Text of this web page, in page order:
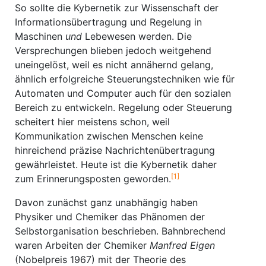
So sollte die Kybernetik zur Wissenschaft der
Informationsübertragung und Regelung in
Maschinen und Lebewesen werden. Die
Versprechungen blieben jedoch weitgehend
uneingelöst, weil es nicht annähernd gelang,
ähnlich erfolgreiche Steuerungstechniken wie für
Automaten und Computer auch für den sozialen
Bereich zu entwickeln. Regelung oder Steuerung
scheitert hier meistens schon, weil
Kommunikation zwischen Menschen keine
hinreichend präzise Nachrichtenübertragung
gewährleistet. Heute ist die Kybernetik daher
zum Erinnerungsposten geworden.[1]
Davon zunächst ganz unabhängig haben
Physiker und Chemiker das Phänomen der
Selbstorganisation beschrieben. Bahnbrechend
waren Arbeiten der Chemiker Manfred Eigen
(Nobelpreis 1967) mit der Theorie des